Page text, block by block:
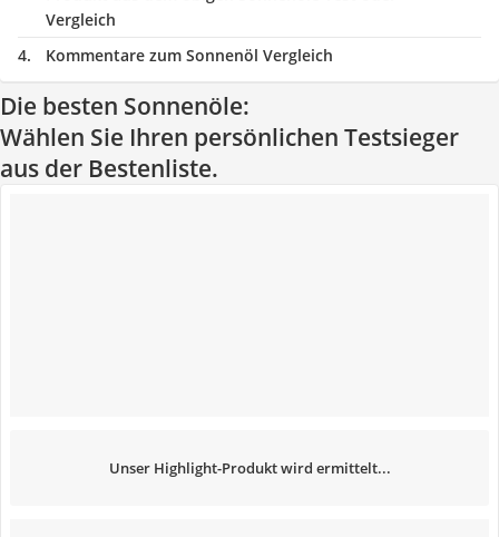
Vergleich
Kommentare zum Sonnenöl Vergleich
Die besten Sonnenöle:
Wählen Sie Ihren persönlichen Testsieger
aus der Bestenliste.
Unser Highlight-Produkt wird ermittelt...